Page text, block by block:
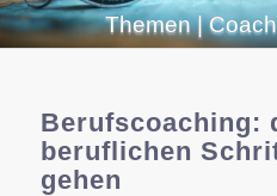
Themen |
Berufscoaching:
beruflichen
gehen